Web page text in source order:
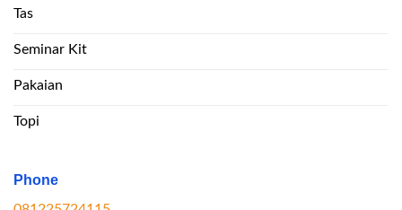
Tas
Seminar Kit
Pakaian
Topi
Phone